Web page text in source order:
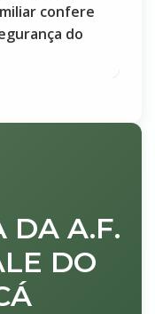
confere
do
DA A.F.
DO